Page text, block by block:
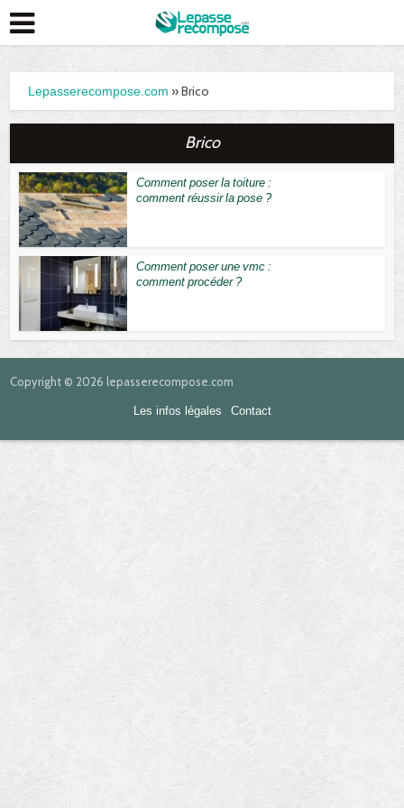
Lepasserecompose.com » Brico
Brico
Comment poser la toiture :
comment réussir la pose ?
Comment poser une vmc :
comment procéder ?
Copyright © 2026 lepasserecompose.com
Les infos légales Contact